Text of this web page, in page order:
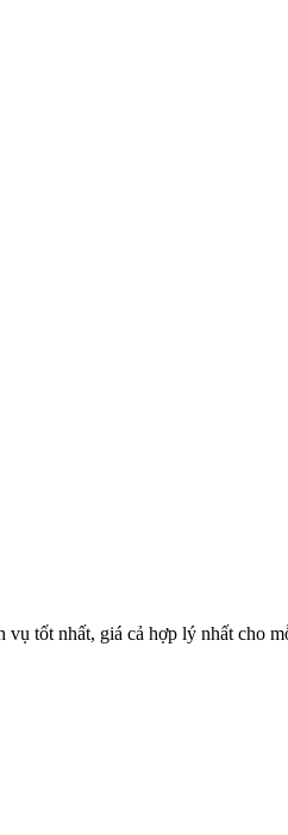
tốt nhất, giá cả hợp lý nhất cho